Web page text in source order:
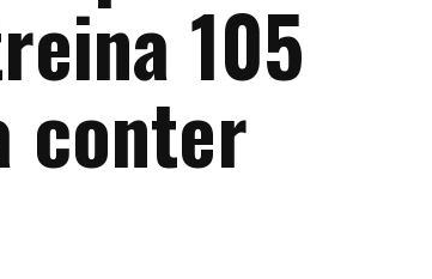
105
conter